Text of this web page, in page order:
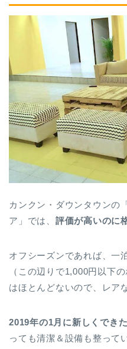
カンクン・ダウンタウンの
ア」では、 評価が高いのに
オフシーズンであれば、一
（この辺りで1,000円以下
はほとんどないので、レア
2019年の1月に新しくでき
っても清潔＆設備も整って